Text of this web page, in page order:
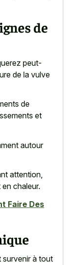
de
peut-
de la vulve
de
et
autour
attention,
chaleur.
Faire Des
survenir à tout